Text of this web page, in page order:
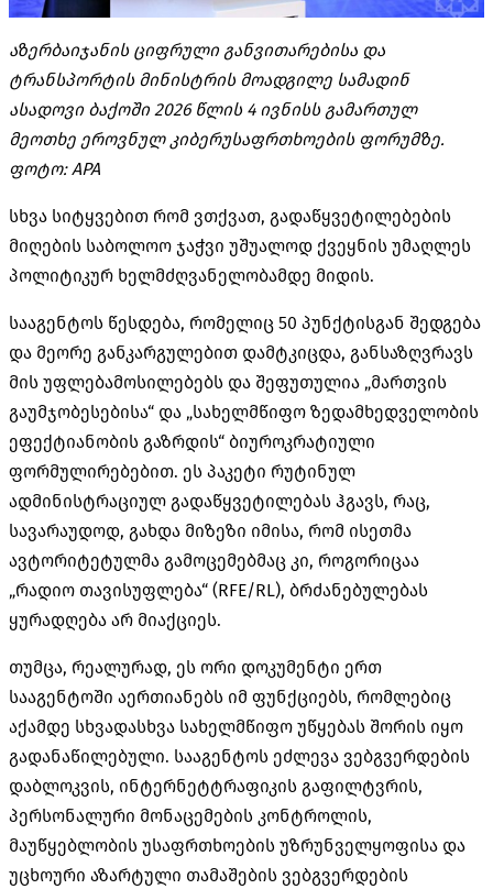
აზერბაიჯანის ციფრული განვითარებისა და
ტრანსპორტის მინისტრის მოადგილე სამადინ
ასადოვი ბაქოში 2026 წლის 4 ივნისს გამართულ
მეოთხე ეროვნულ კიბერუსაფრთხოების ფორუმზე.
ფოტო: APA
სხვა სიტყვებით რომ ვთქვათ, გადაწყვეტილებების
მიღების საბოლოო ჯაჭვი უშუალოდ ქვეყნის უმაღლეს
პოლიტიკურ ხელმძღვანელობამდე მიდის.
სააგენტოს წესდება, რომელიც 50 პუნქტისგან შედგება
და მეორე განკარგულებით დამტკიცდა, განსაზღვრავს
მის უფლებამოსილებებს და შეფუთულია „მართვის
გაუმჯობესებისა“ და „სახელმწიფო ზედამხედველობის
ეფექტიანობის გაზრდის“ ბიუროკრატიული
ფორმულირებებით. ეს პაკეტი რუტინულ
ადმინისტრაციულ გადაწყვეტილებას ჰგავს, რაც,
სავარაუდოდ, გახდა მიზეზი იმისა, რომ ისეთმა
ავტორიტეტულმა გამოცემებმაც კი, როგორიცაა
„რადიო თავისუფლება“ (RFE/RL), ბრძანებულებას
ყურადღება არ მიაქციეს.
თუმცა, რეალურად, ეს ორი დოკუმენტი ერთ
სააგენტოში აერთიანებს იმ ფუნქციებს, რომლებიც
აქამდე სხვადასხვა სახელმწიფო უწყებას შორის იყო
გადანაწილებული. სააგენტოს ეძლევა ვებგვერდების
დაბლოკვის, ინტერნეტტრაფიკის გაფილტვრის,
პერსონალური მონაცემების კონტროლის,
მაუწყებლობის უსაფრთხოების უზრუნველყოფისა და
უცხოური აზარტული თამაშების ვებგვერდების